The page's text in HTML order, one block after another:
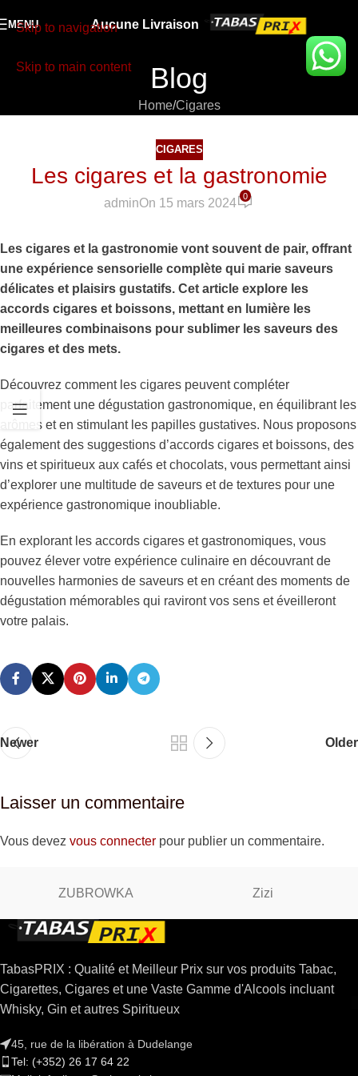
Skip to navigation
Skip to main content
MENU Aucune Livraison
Blog
Home Cigares
CIGARES
Les cigares et la gastronomie
adminOn 15 mars 2024
0
Les cigares et la gastronomie vont souvent de pair, offrant
une expérience sensorielle complète qui marie saveurs
délicates et plaisirs gustatifs. Cet article explore les
accords cigares et boissons, mettant en lumière les
meilleures combinaisons pour sublimer les saveurs des
cigares et des mets.
Découvrez comment les cigares peuvent compléter
parfaitement une dégustation gastronomique, en équilibrant les
arômes et en stimulant les papilles gustatives. Nous proposons
également des suggestions d’accords cigares et boissons, des
vins et spiritueux aux cafés et chocolats, vous permettant ainsi
d’explorer une multitude de saveurs et de textures pour une
expérience gastronomique inoubliable.
En explorant les accords cigares et gastronomiques, vous
pouvez élever votre expérience culinaire en découvrant de
nouvelles harmonies de saveurs et en créant des moments de
dégustation mémorables qui raviront vos sens et éveilleront
votre palais.
Newer Older
Laisser un commentaire
Vous devez vous connecter pour publier un commentaire.
ZUBROWKA Zizi
TabasPRIX : Qualité et Meilleur Prix sur vos produits Tabac,
Cigarettes, Cigares et une Vaste Gamme d'Alcools incluant
Whisky, Gin et autres Spiritueux
45, rue de la libération à Dudelange
Tel: (+352) 26 17 64 22